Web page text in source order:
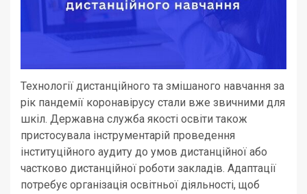
Технології дистанційного та змішаного навчання за
рік пандемії коронавірусу стали вже звичними для
шкіл. Державна служба якості освіти також
пристосувала інструментарій проведення
інституційного аудиту до умов дистанційної або
частково дистанційної роботи закладів. Адаптації
потребує організація освітньої діяльності, щоб